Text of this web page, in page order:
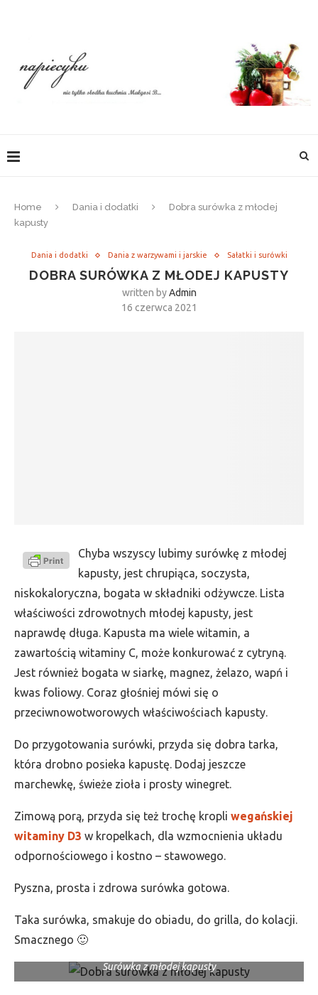
Home Dania i dodatki
Dobra surówka z młodej
kapusty
Dania i dodatki Dania z warzywami i jarskie Sałatki i surówki
DOBRA SURÓWKA Z MŁODEJ KAPUSTY
written byAdmin
16 czerwca 2021
Chyba wszyscy lubimy surówkę z młodej
kapusty, jest chrupiąca, soczysta,
niskokaloryczna, bogata w składniki odżywcze. Lista
właściwości zdrowotnych młodej kapusty, jest
naprawdę długa. Kapusta ma wiele witamin, a
zawartością witaminy C, może konkurować z cytryną.
Jest również bogata w siarkę, magnez, żelazo, wapń i
kwas foliowy. Coraz głośniej mówi się o
przeciwnowotworowych właściwościach kapusty.
Do przygotowania surówki, przyda się dobra tarka,
która drobno posieka kapustę. Dodaj jeszcze
marchewkę, świeże zioła i prosty winegret.
Zimową porą, przyda się też trochę kropli wegańskiej
witaminy D3 w kropelkach, dla wzmocnienia układu
odpornościowego i kostno – stawowego.
Pyszna, prosta i zdrowa surówka gotowa.
Taka surówka, smakuje do obiadu, do grilla, do kolacji.
Smacznego 🙂
Surówka z młodej kapusty